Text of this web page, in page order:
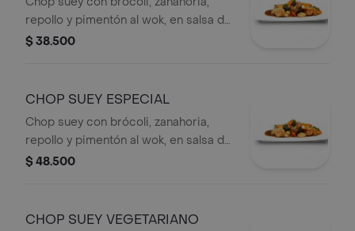
repollo y pimentón al wok, en salsa de
ostras,
$ 38.500
CHOP SUEY ESPECIAL
Chop suey con brócoli, zanahoria,
repollo y pimentón al wok, en salsa de
ostras,
$ 48.500
CHOP SUEY VEGETARIANO